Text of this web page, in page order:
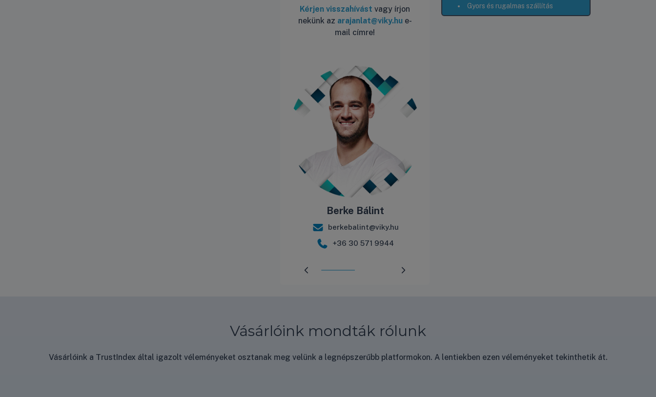
Kérjen visszahívást vagy írjon
nekünk az arajanlat@viky.hue-
mail címre!
Berke Bálint
berkebalint@viky.hu
+36 30 571 9944
Gyors és rugalmas szállítás
Vásárlóink mondták rólunk
Vásárlóink a TrustIndex által igazolt véleményeket osztanak meg velünk a legnépszerűbb platformokon. A lentiekben ezen véleményeket tekinthetik át.